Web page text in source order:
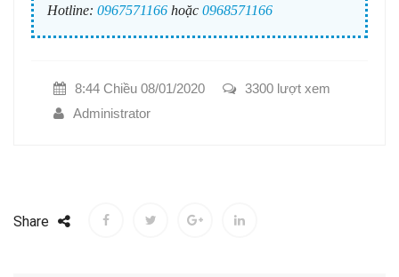
Hotline: 0967571166 hoặc 0968571166
8:44 Chiều 08/01/2020
3300 lượt xem
Administrator
Share